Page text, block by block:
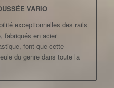
VARIO
exceptionnelles des rails
fabriqués en acier
font que cette
du genre dans toute la